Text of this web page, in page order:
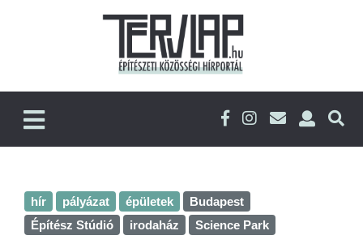
hír pályázat épületek
Budapest
Építész Stúdió
irodaház Science Park